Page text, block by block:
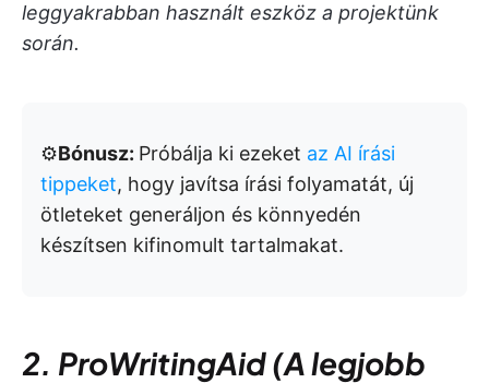
leggyakrabban használt eszköz a projektünk
során.
⚙️Bónusz: Próbálja ki ezeket az AI írási
tippeket, hogy javítsa írási folyamatát, új
ötleteket generáljon és könnyedén
készítsen kifinomult tartalmakat.
2. ProWritingAid (A legjobb